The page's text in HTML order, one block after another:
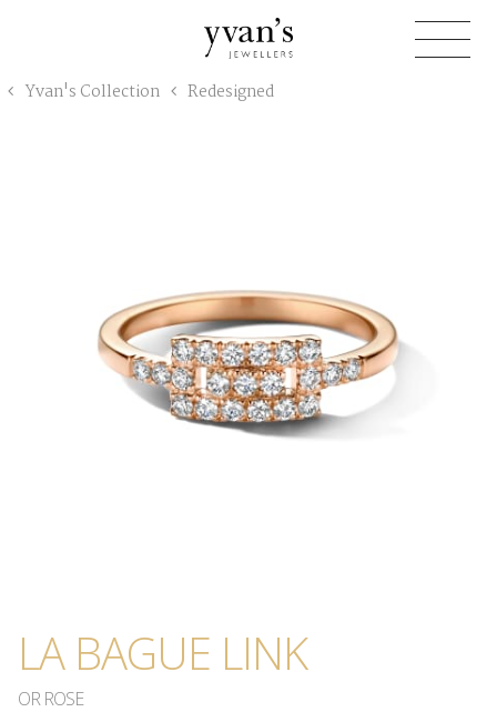
Jewellers
Yvan's Collection Redesigned
LA BAGUE LINK
OR ROSE